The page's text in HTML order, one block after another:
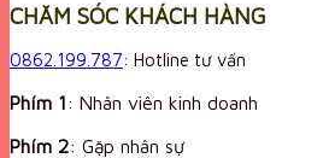
CHĂM SÓC KHÁCH HÀNG
0862.199.787: Hotline tư vấn
Phím 1: Nhân viên kinh doanh
Phím 2: Gặp nhân sự